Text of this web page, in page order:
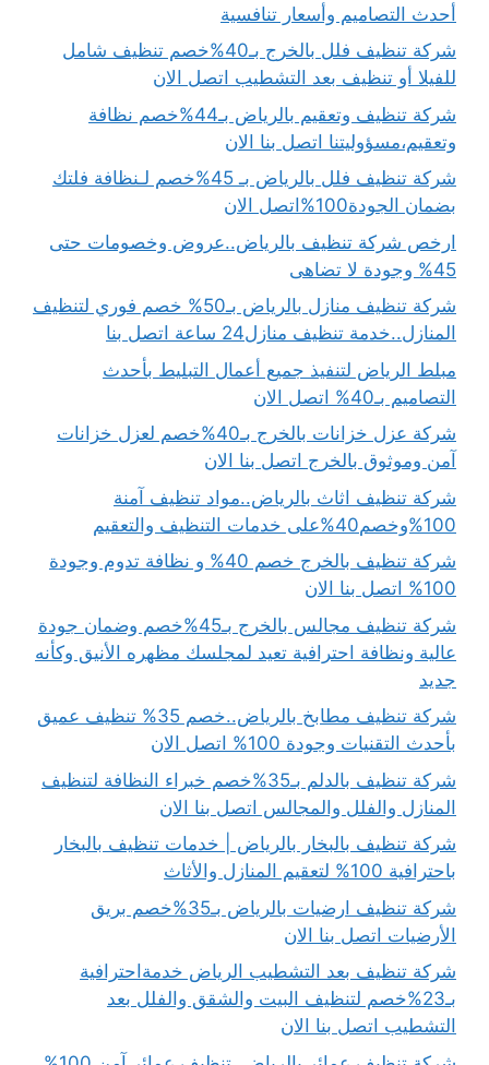
أحدث التصاميم وأسعار تنافسية
شركة تنظيف فلل بالخرج بـ40%خصم تنظيف شامل
للفيلا أو تنظيف بعد التشطيب اتصل الان
شركة تنظيف وتعقيم بالرياض بـ44%خصم نظافة
وتعقيم،مسؤوليتنا اتصل بنا الان
شركة تنظيف فلل بالرياض بـ 45%خصم لـنظافة فلتك
بضمان الجودة100%اتصل الان
ارخص شركة تنظيف بالرياض..عروض وخصومات حتى
45% وجودة لا تضاهى
شركة تنظيف منازل بالرياض بـ50% خصم فوري لتنظيف
المنازل..خدمة تنظيف منازل24 ساعة اتصل بنا
مبلط الرياض لتنفيذ جميع أعمال التبليط بأحدث
التصاميم بـ40% اتصل الان
شركة عزل خزانات بالخرج بـ40%خصم لعزل خزانات
آمن وموثوق بالخرج اتصل بنا الان
شركة تنظيف اثاث بالرياض..مواد تنظيف آمنة
100%وخصم40%على خدمات التنظيف والتعقيم
شركة تنظيف بالخرج خصم 40% و نظافة تدوم وجودة
100% اتصل بنا الان
شركة تنظيف مجالس بالخرج بـ45%خصم وضمان جودة
عالية ونظافة احترافية تعيد لمجلسك مظهره الأنيق وكأنه
جديد
شركة تنظيف مطابخ بالرياض..خصم 35% تنظيف عميق
بأحدث التقنيات وجودة 100% اتصل الان
شركة تنظيف بالدلم بـ35%خصم خبراء النظافة لتنظيف
المنازل والفلل والمجالس اتصل بنا الان
شركة تنظيف بالبخار بالرياض | خدمات تنظيف بالبخار
باحترافية 100% لتعقيم المنازل والأثاث
شركة تنظيف ارضيات بالرياض بـ35%خصم بريق
الأرضيات اتصل بنا الان
شركة تنظيف بعد التشطيب الرياض خدمةاحترافية
بـ23%خصم لتنظيف البيت والشقق والفلل بعد
التشطيب اتصل بنا الان